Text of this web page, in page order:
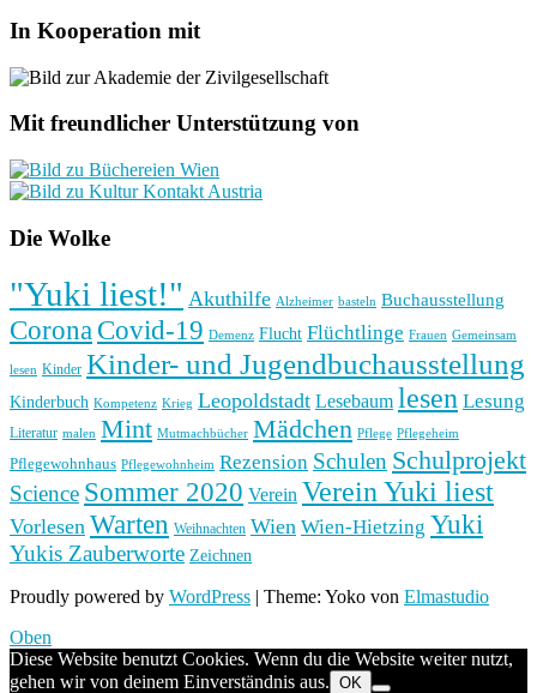
In Kooperation mit
Mit freundlicher Unterstützung von
Die Wolke
"Yuki liest!" Akuthilfe Alzheimer basteln Buchausstellung
Corona Covid-19 Demenz Flucht Flüchtlinge Frauen Gemeinsam
lesen Kinder Kinder- und Jugendbuchausstellung
Kinderbuch Kompetenz Krieg Leopoldstadt Lesebaum lesen Lesung
Literatur malen Mint Mutmachbücher Mädchen Pflege Pflegeheim
Pflegewohnhaus Pflegewohnheim Rezension Schulen Schulprojekt
Science Sommer 2020 Verein Verein Yuki liest
Vorlesen Warten Weihnachten Wien Wien-Hietzing Yuki
Yukis Zauberworte Zeichnen
Proudly powered by WordPress | Theme: Yoko von Elmastudio
Oben
Diese Website benutzt Cookies. Wenn du die Website weiter nutzt,
gehen wir von deinem Einverständnis aus. OK